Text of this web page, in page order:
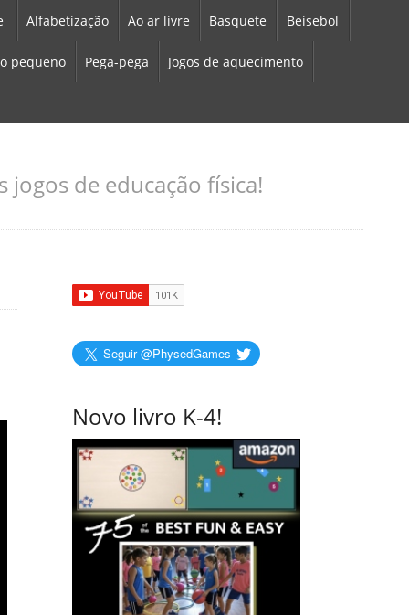
Alfabetização Ao ar livre Basquete Beisebol
pequeno Pega-pega Jogos de aquecimento
de educação física!
Seguir @PhysedGames
Novo livro K-4!